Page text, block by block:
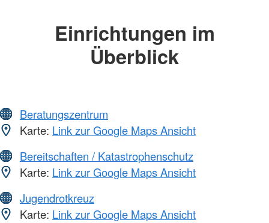
Einrichtungen im
Überblick
Beratungszentrum
Karte: Link zur Google Maps Ansicht
Bereitschaften / Katastrophenschutz
Karte: Link zur Google Maps Ansicht
Jugendrotkreuz
Karte: Link zur Google Maps Ansicht